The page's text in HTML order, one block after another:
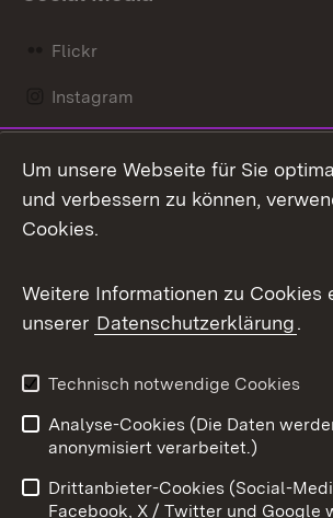
Flickr
Instagram
Mastodon
Messenger
Social Wall
X / Twitter
Youtube
Benutzungshinweise
Um unsere Webseite für Sie
und verbessern zu können,
Cookies.
Weitere Informationen zu Cookies
unserer Datenschutzerklärung.
Technisch notwendige Cookies
Analyse-Cookies (Die Daten
anonymisiert verarbeitet.)
Drittanbieter-Cookies (Social-
Facebook, X / Twitter und Google